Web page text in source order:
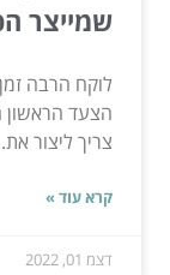
שמייצר
לוקח הרבה
הצעד
צריך ליצור
קרא עוד »
דצמ 01, 2022